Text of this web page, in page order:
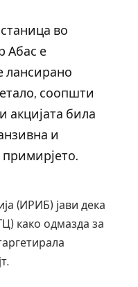
во
Абас е
лансирано
соопшти
акцијата била
и
(ИРИБ) јави дека
како одмазда за